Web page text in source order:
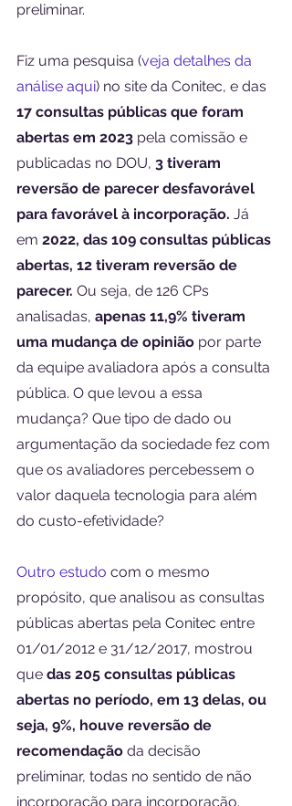
preliminar.
Fiz uma pesquisa (veja detalhes da
análise aqui) no site da Conitec, e das
17 consultas públicas que foram
abertas em 2023 pela comissão e
publicadas no DOU, 3 tiveram
reversão de parecer desfavorável
para favorável à incorporação. Já
em 2022, das 109 consultas públicas
abertas, 12 tiveram reversão de
parecer. Ou seja, de 126 CPs
analisadas, apenas 11,9% tiveram
uma mudança de opinião por parte
da equipe avaliadora após a consulta
pública. O que levou a essa
mudança? Que tipo de dado ou
argumentação da sociedade fez com
que os avaliadores percebessem o
valor daquela tecnologia para além
do custo-efetividade?
Outro estudo com o mesmo
propósito, que analisou as consultas
públicas abertas pela Conitec entre
01/01/2012 e 31/12/2017, mostrou
que das 205 consultas públicas
abertas no período, em 13 delas, ou
seja, 9%, houve reversão de
recomendação da decisão
preliminar, todas no sentido de não
incorporação para incorporação.